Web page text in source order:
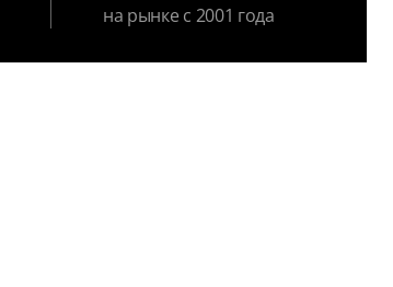
на рынке с 2001 года